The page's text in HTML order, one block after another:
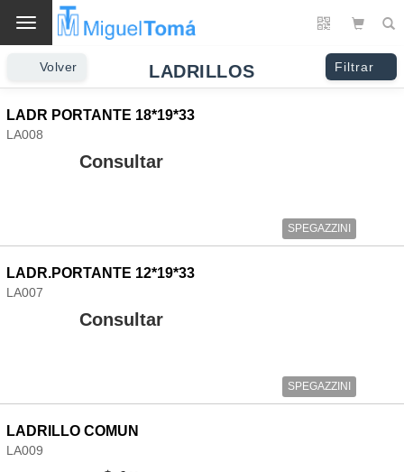
Cambio
Volver LADRILLOS Filtrar
SPEGAZZINI
LADR PORTANTE 18*19*33
LA008
Consultar
SPEGAZZINI
LADR.PORTANTE 12*19*33
LA007
Consultar
LADRILLO COMUN
LA009